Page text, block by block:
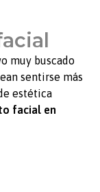
muy buscado
sentirse más
estética
facial en
el